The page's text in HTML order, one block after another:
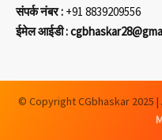
संपर्क नंबर : +91 8839209556
ईमेल आईडी :
© Copyright CGbhaskar 2025